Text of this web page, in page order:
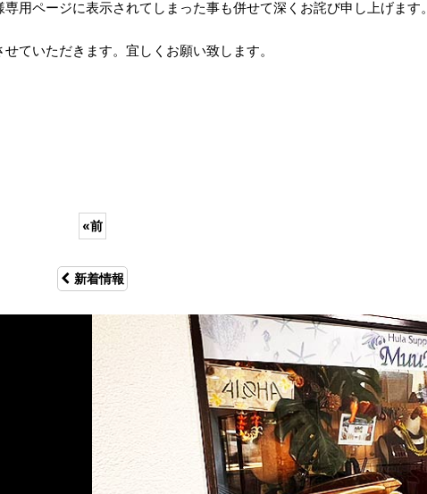
用ページに表示されてしまった事も併せて深くお詫び申し上げます。
ていただきます。宜しくお願い致します。
«前
新着情報